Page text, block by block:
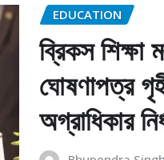
EDUCATION
ব্রিকস শিক্ষা
ঘোষণাপত্র
অগ্রাধিকার